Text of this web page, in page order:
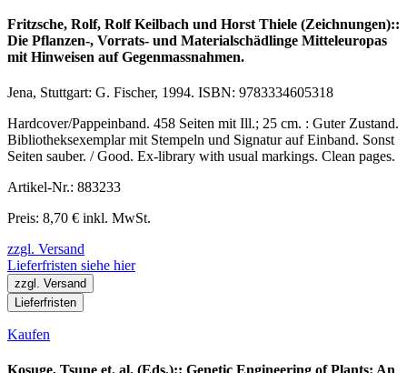
Fritzsche, Rolf, Rolf Keilbach und Horst Thiele (Zeichnungen)::
Die Pflanzen-, Vorrats- und Materialschädlinge Mitteleuropas
mit Hinweisen auf Gegenmassnahmen.
Jena, Stuttgart: G. Fischer, 1994. ISBN: 9783334605318
Hardcover/Pappeinband. 458 Seiten mit Ill.; 25 cm. : Guter Zustand.
Bibliotheksexemplar mit Stempeln und Signatur auf Einband. Sonst
Seiten sauber. / Good. Ex-library with usual markings. Clean pages.
Artikel-Nr.: 883233
Preis: 8,70 € inkl. MwSt.
zzgl. Versand
Lieferfristen siehe hier
zzgl. Versand
Lieferfristen
Kaufen